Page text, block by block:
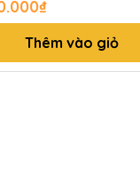
Thêm vào giỏ